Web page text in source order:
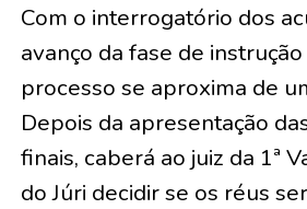
Com o interrogatório dos
avanço da fase de
processo se aproxima de
Depois da apresentação
finais, caberá ao juiz da 1ª
do Júri decidir se os réus